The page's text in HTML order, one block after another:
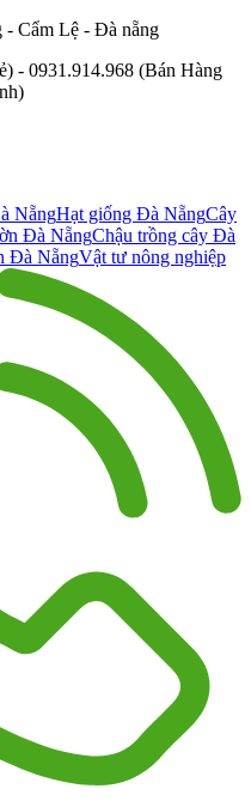
- Cẩm Lệ - Đà nẵng
- 0931.914.968 (Bán Hàng
NẵngHạt giống Đà NẵngCây
Đà NẵngChậu trồng cây Đà
Đà NẵngVật tư nông nghiệp